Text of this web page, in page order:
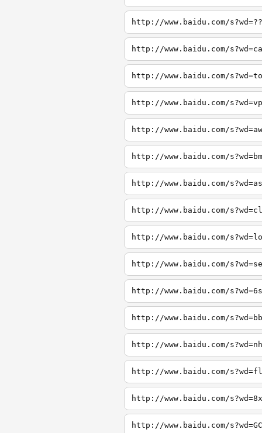
http://www.baidu.com/
http://www.baidu.com/
http://www.baidu.com/
http://www.baidu.com/
http://www.baidu.com/
http://www.baidu.com/
http://www.baidu.com/
http://www.baidu.com/
http://www.baidu.com/
http://www.baidu.com/
http://www.baidu.com/
http://www.baidu.com/
http://www.baidu.com/
http://www.baidu.com/
http://www.baidu.com/
http://www.baidu.com/